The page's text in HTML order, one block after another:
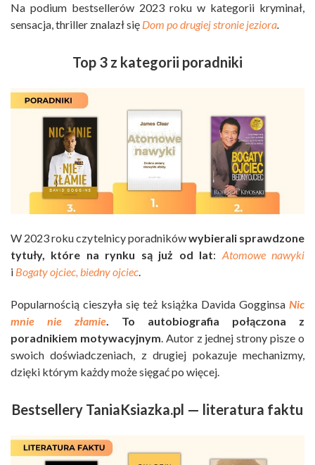
Na podium bestsellerów 2023 roku w kategorii kryminał,
sensacja, thriller znalazł się Dom po drugiej stronie jeziora.
Top 3 z kategorii poradniki
W 2023 roku czytelnicy poradnikówwybierali sprawdzone
tytuły, które na rynku są już od lat: Atomowe nawyki
i Bogaty ojciec, biedny ojciec.
Popularnością cieszyła się też książka Davida Gogginsa Nic
mnie nie złamie. To autobiografia połączona z
poradnikiem motywacyjnym. Autor z jednej strony pisze o
swoich doświadczeniach, z drugiej pokazuje mechanizmy,
dzięki którym każdy może sięgać po więcej.
Bestsellery TaniaKsiazka.pl — literatura faktu